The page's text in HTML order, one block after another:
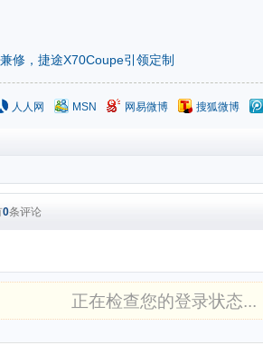
修，捷途X70Coupe引领定制
人人网 MSN 网易微博 搜狐微博
0条评论
正在检查您的登录状态...